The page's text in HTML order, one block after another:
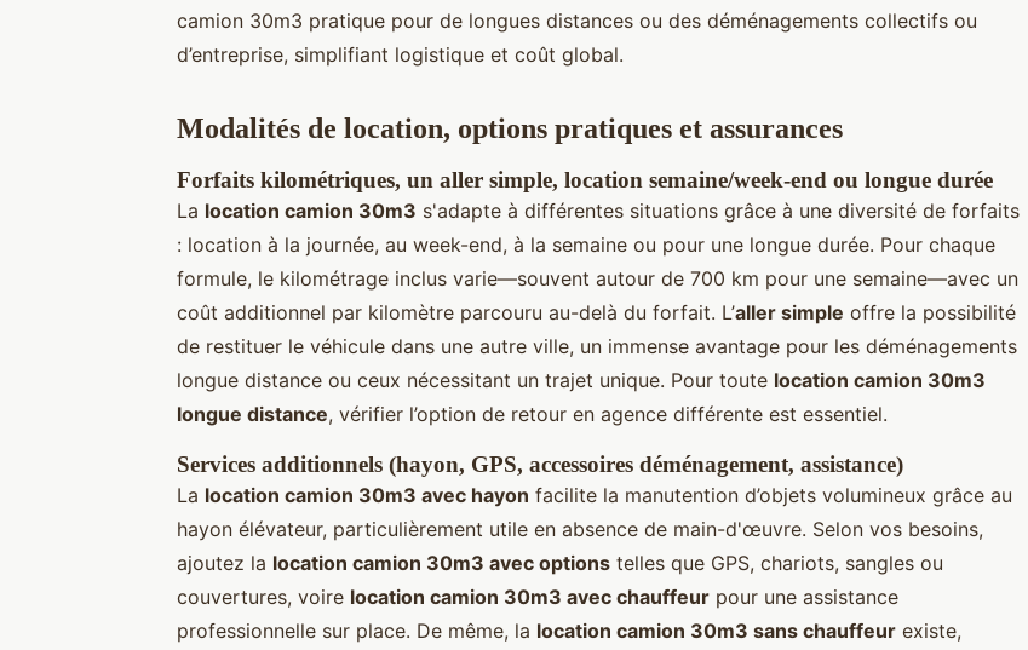
camion 30m3 pratique pour de longues distances ou des déménagements collectifs ou
d’entreprise, simplifiant logistique et coût global.
Modalités de location, options pratiques et assurances
Forfaits kilométriques, un aller simple, location semaine/week-end ou longue durée
La location camion 30m3 s'adapte à différentes situations grâce à une diversité de forfaits
: location à la journée, au week-end, à la semaine ou pour une longue durée. Pour chaque
formule, le kilométrage inclus varie—souvent autour de 700 km pour une semaine—avec un
coût additionnel par kilomètre parcouru au-delà du forfait. L’aller simple offre la possibilité
de restituer le véhicule dans une autre ville, un immense avantage pour les déménagements
longue distance ou ceux nécessitant un trajet unique. Pour toute location camion 30m3
longue distance, vérifier l’option de retour en agence différente est essentiel.
Services additionnels (hayon, GPS, accessoires déménagement, assistance)
La location camion 30m3 avec hayon facilite la manutention d’objets volumineux grâce au
hayon élévateur, particulièrement utile en absence de main-d'œuvre. Selon vos besoins,
ajoutez la location camion 30m3 avec options telles que GPS, chariots, sangles ou
couvertures, voire location camion 30m3 avec chauffeur pour une assistance
professionnelle sur place. De même, la location camion 30m3 sans chauffeur existe,